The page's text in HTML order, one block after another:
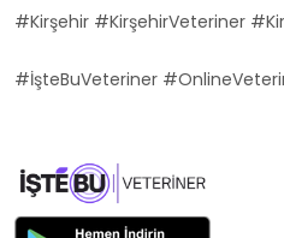
#Kirşehir #KirşehirVeteriner
#İşteBuVeteriner